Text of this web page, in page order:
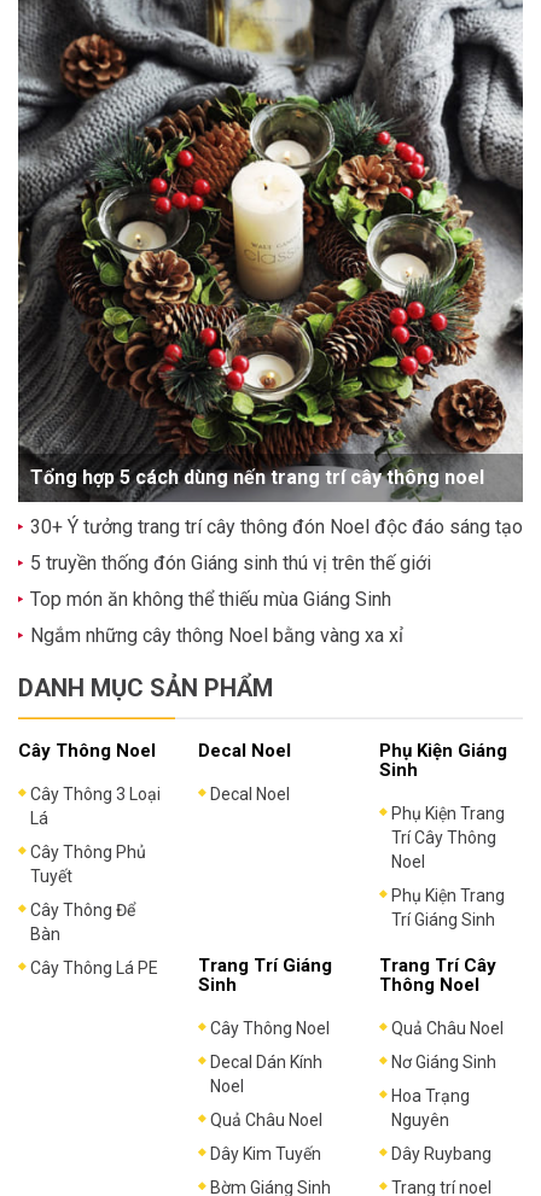
Tổng hợp 5 cách dùng nến trang trí cây thông noel
30+ Ý tưởng trang trí cây thông đón Noel độc đáo sáng tạo
5 truyền thống đón Giáng sinh thú vị trên thế giới
Top món ăn không thể thiếu mùa Giáng Sinh
Ngắm những cây thông Noel bằng vàng xa xỉ
DANH MỤC SẢN PHẨM
Cây Thông Noel
Cây Thông 3 Loại
Lá
Cây Thông Phủ
Tuyết
Cây Thông Để
Bàn
Cây Thông Lá PE
Decal Noel
Decal Noel
Phụ Kiện Giáng
Sinh
Phụ Kiện Trang
Trí Cây Thông
Noel
Phụ Kiện Trang
Trí Giáng Sinh
Trang Trí Giáng
Sinh
Cây Thông Noel
Decal Dán Kính
Noel
Quả Châu Noel
Dây Kim Tuyến
Bờm Giáng Sinh
Trang Trí Cây
Thông Noel
Quả Châu Noel
Nơ Giáng Sinh
Hoa Trạng
Nguyên
Dây Ruybang
Trang trí noel